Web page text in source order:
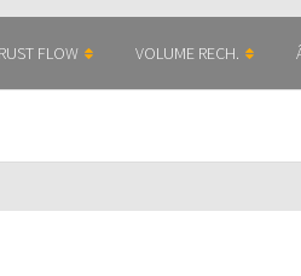
FLOW VOLUME RECH.